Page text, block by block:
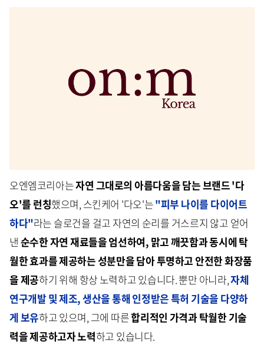
오엔엠코리아는자연 그대로의 아름다움을 담는 브랜드 '다
오'를 런칭했으며, 스킨케어 '다오'는"피부 나이를 다이어트
하다"라는 슬로건을 걸고 자연의 순리를 거스르지 않고 얻어
낸 순수한 자연 재료들을 엄선하여, 맑고 깨끗함과 동시에 탁
월한 효과를 제공하는 성분만을 담아 투명하고 안전한 화장품
을 제공하기 위해 항상 노력하고 있습니다. 뿐만 아니라,자체
연구개발 및 제조, 생산을 통해 인정받은 특허 기술을 다양하
게 보유하고 있으며, 그에 따른합리적인 가격과 탁월한 기술
력을 제공하고자 노력하고 있습니다.